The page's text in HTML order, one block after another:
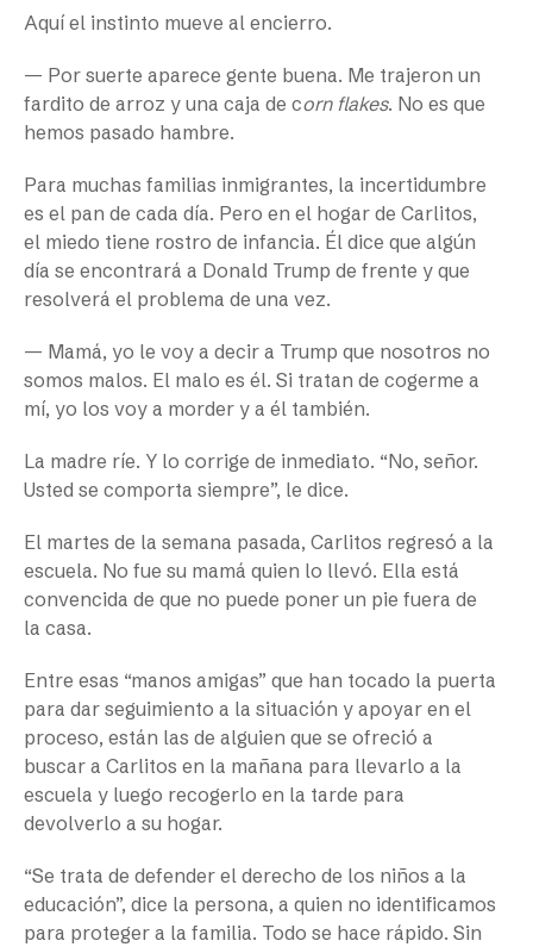
Aquí el instinto mueve al encierro.
— Por suerte aparece gente buena. Me trajeron un
fardito de arroz y una caja de corn flakes. No es que
hemos pasado hambre.
Para muchas familias inmigrantes, la incertidumbre
es el pan de cada día. Pero en el hogar de Carlitos,
el miedo tiene rostro de infancia. Él dice que algún
día se encontrará a Donald Trump de frente y que
resolverá el problema de una vez.
— Mamá, yo le voy a decir a Trump que nosotros no
somos malos. El malo es él. Si tratan de cogerme a
mí, yo los voy a morder y a él también.
La madre ríe. Y lo corrige de inmediato. “No, señor.
Usted se comporta siempre”, le dice.
El martes de la semana pasada, Carlitos regresó a la
escuela. No fue su mamá quien lo llevó. Ella está
convencida de que no puede poner un pie fuera de
la casa.
Entre esas “manos amigas” que han tocado la puerta
para dar seguimiento a la situación y apoyar en el
proceso, están las de alguien que se ofreció a
buscar a Carlitos en la mañana para llevarlo a la
escuela y luego recogerlo en la tarde para
devolverlo a su hogar.
“Se trata de defender el derecho de los niños a la
educación”, dice la persona, a quien no identificamos
para proteger a la familia. Todo se hace rápido. Sin